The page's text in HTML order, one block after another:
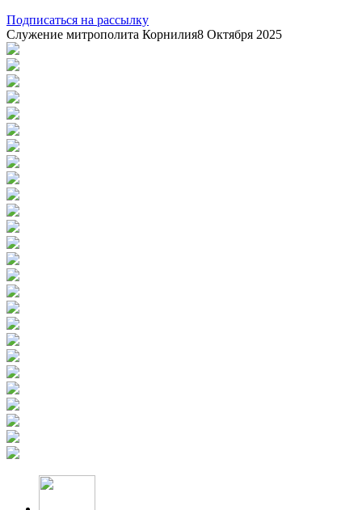
Подписаться на рассылку
Служение митрополита Корнилия8 Октября 2025